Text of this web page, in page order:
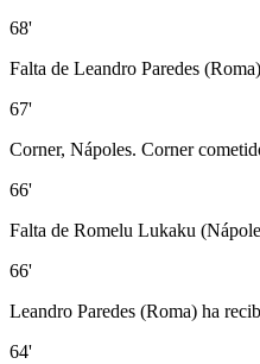
68'
Falta de Leandro Paredes
67'
Corner, Nápoles. Corner
66'
Falta de Romelu Lukaku
66'
Leandro Paredes (Roma) ha
64'